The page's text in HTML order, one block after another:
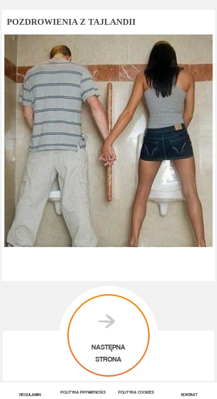
POZDROWIENIA Z TAJLANDII
NASTĘPNA
STRONA
REGULAMIN POLITYKA PRYWATNOŚCI POLITYKA COOKIES KONTAKT